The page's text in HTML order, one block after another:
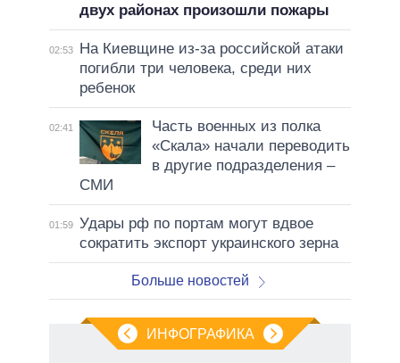
двух районах произошли пожары
02:53
На Киевщине из-за российской атаки
погибли три человека, среди них
ребенок
02:41
Часть военных из полка
«Скала» начали переводить
в другие подразделения –
СМИ
01:59 Удары рф по портам могут вдвое
сократить экспорт украинского зерна
Больше новостей
ИНФОГРАФИКА